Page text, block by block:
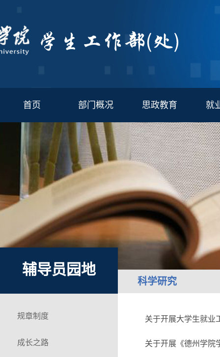
首页 部门概况 思政教育 就
辅导员园地
科学研究
规章制度
成长之路
关于开展大学生就业
关于开展《德州学院